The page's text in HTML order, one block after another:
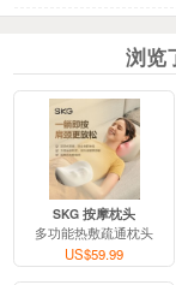
浏览
SKG 按摩枕头
多功能热敷疏通枕头
US$59.99